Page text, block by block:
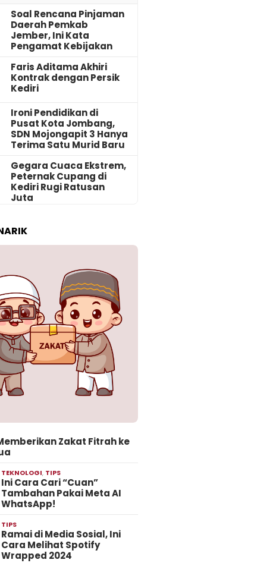
‎Soal Rencana Pinjaman
Daerah Pemkab
Jember, Ini Kata
Pengamat Kebijakan ‎
Faris Aditama Akhiri
Kontrak dengan Persik
Kediri
Ironi Pendidikan di
Pusat Kota Jombang,
SDN Mojongapit 3 Hanya
Terima Satu Murid Baru
‎Gegara Cuaca Ekstrem,
Peternak Cupang di
Kediri Rugi Ratusan
Juta
Zakat Fitrah ke
TEKNOLOGI, TIPS
Ini Cara Cari “Cuan”
Tambahan Pakai Meta AI
WhatsApp!
TIPS
Ramai di Media Sosial, Ini
Cara Melihat Spotify
Wrapped 2024